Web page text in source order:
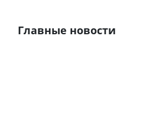
Главные новости